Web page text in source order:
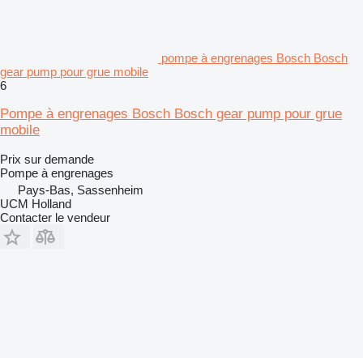
pompe à engrenages Bosch Bosch
gear pump pour grue mobile
6
Pompe à engrenages Bosch Bosch gear pump pour grue
mobile
Prix sur demande
Pompe à engrenages
Pays-Bas, Sassenheim
UCM Holland
Contacter le vendeur